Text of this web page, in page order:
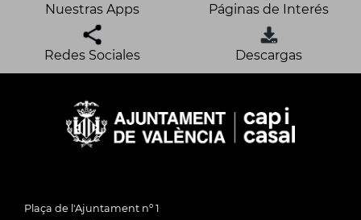
Nuestras Apps Páginas de Interés
Redes Sociales Descargas
Plaça de l'Ajuntament nº 1